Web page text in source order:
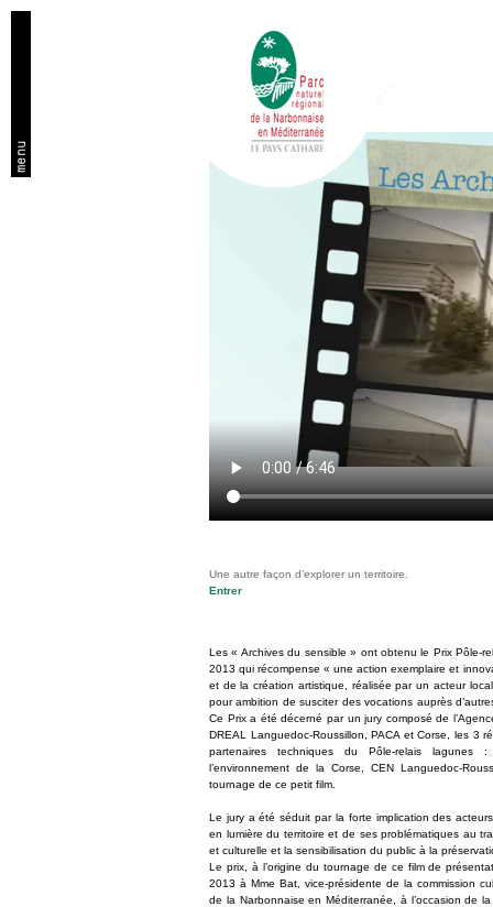
Les « Archives du sensible » ont obtenu le Prix Pôle-
2013 qui récompense « une action exemplaire et
et de la création artistique, réalisée par un acteur
pour ambition de susciter des vocations auprès
Ce Prix a été décerné par un jury composé de
DREAL Languedoc-Roussillon, PACA et Corse, les 3
partenaires techniques du Pôle-relais
l’environnement de la Corse, CEN Languedoc-
tournage de ce petit film.
Le jury a été séduit par la forte implication des
en lumière du territoire et de ses problématiques au
et culturelle et la sensibilisation du public à la
Le prix, à l’origine du tournage de ce film de
2013 à Mme Bat, vice-présidente de la commission
de la Narbonnaise en Méditerranée, à l’occasion de
Une autre façon d’explorer un territoire.
Entrer